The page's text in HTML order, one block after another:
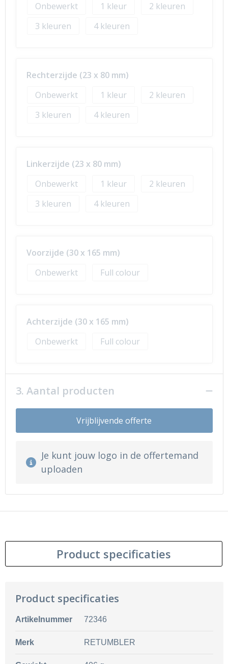
Onbewerkt
1
2
3
4
Rechterzijde (23 x 80 mm)
Onbewerkt
1
2
3
4
Linkerzijde (23 x 80 mm)
Onbewerkt
1
2
3
4
Voorzijde (30 x 165 mm)
Onbewerkt
Full colour
Achterzijde (30 x 165 mm)
Onbewerkt
Full colour
3. Aantal producten
Vrijblijvende offerte
Je kunt jouw logo in de offertemand
uploaden
Product specificaties
Product specificaties
Artikelnummer 72346
Merk RETUMBLER